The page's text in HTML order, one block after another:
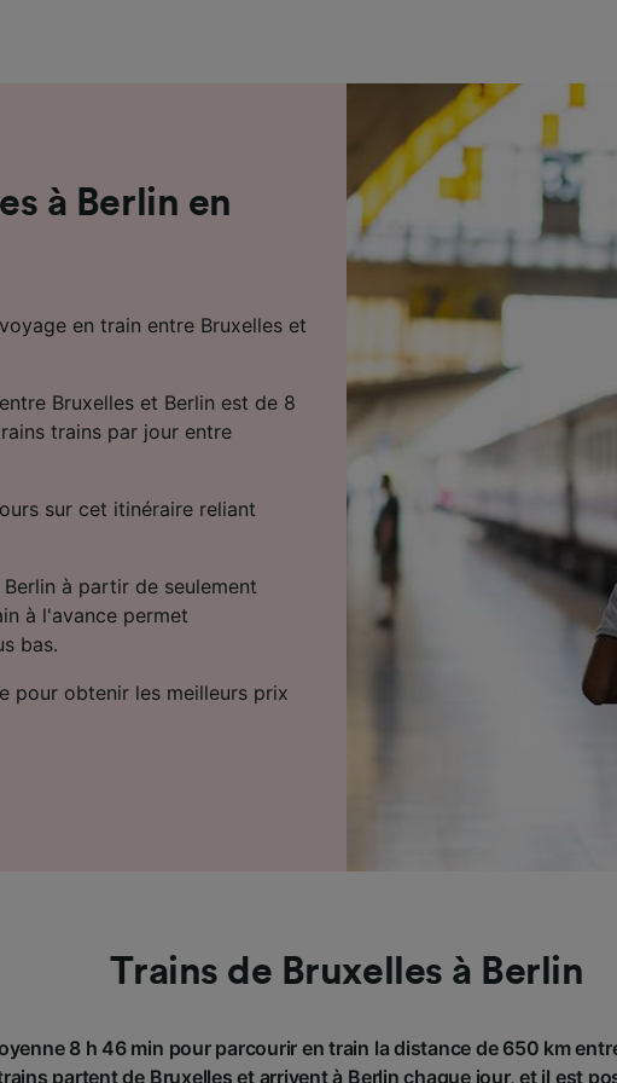
à Berlin en
en train entre Bruxelles et
Bruxelles et Berlin est de 8
trains par jour entre
sur cet itinéraire reliant
à partir de seulement
à l'avance permet
bas.
pour obtenir les meilleurs prix
Trains de Bruxelles à Berlin
8 h 46 min pour parcourir en train la distance de 650 km
partent de Bruxelles et arrivent à Berlin chaque jour, et il est